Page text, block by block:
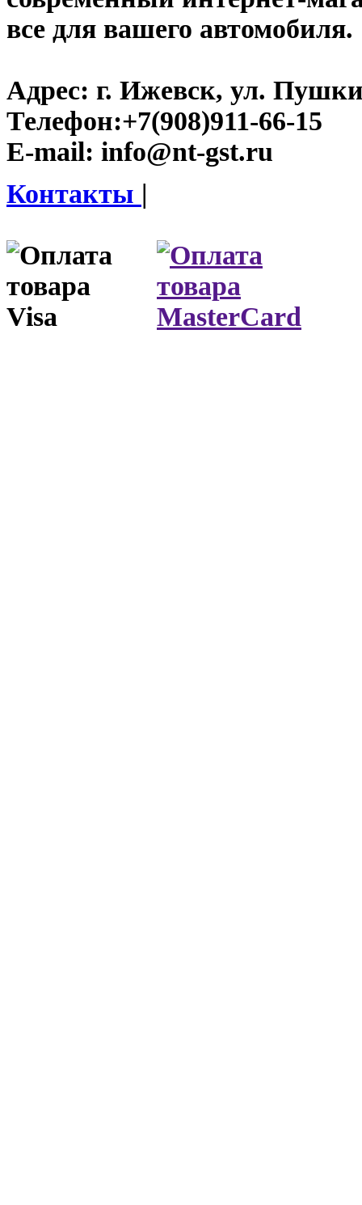
все для вашего автомобиля.
Адрес: г. Ижевск, ул.
Телефон:+7(908)911-66-15
E-mail: info@nt-gst.ru
Контакты |